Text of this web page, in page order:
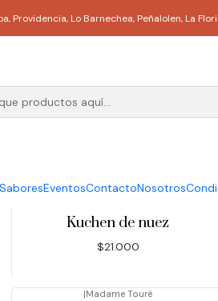
SaboresEventosContactoNosotros
Providencia, Lo Barnechea, Peñalolen, La
Inicio Sabores
Kuchen de nuez
$21.000
|Madame Touré